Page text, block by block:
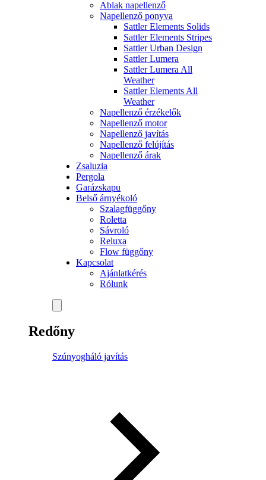
Ablak napellenző
Napellenző ponyva
Sattler Elements Solids
Sattler Elements Stripes
Sattler Urban Design
Sattler Lumera
Sattler Lumera All
Weather
Sattler Elements All
Weather
Napellenző érzékelők
Napellenző motor
Napellenző javítás
Napellenző felújítás
Napellenző árak
Zsaluzia
Pergola
Garázskapu
Belső árnyékoló
Szalagfüggőny
Roletta
Sávroló
Reluxa
Flow függőny
Kapcsolat
Ajánlatkérés
Rólunk
Redőny
Szúnyogháló javítás